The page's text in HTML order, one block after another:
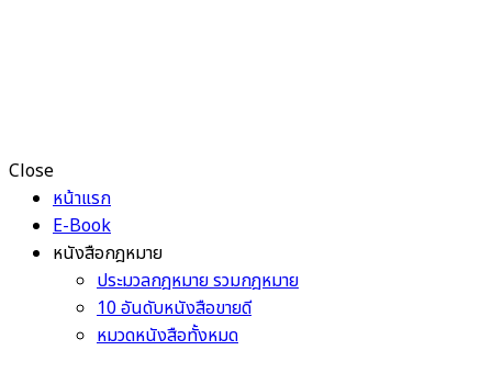
Close
หน้าแรก
E-Book
หนังสือกฎหมาย
ประมวลกฎหมาย รวมกฎหมาย
10 อันดับหนังสือขายดี
หมวดหนังสือทั้งหมด